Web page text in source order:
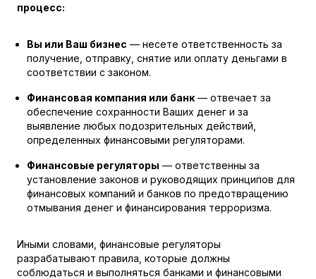
процесс:
Вы или Ваш бизнес — несете ответственность за
получение, отправку, снятие или оплату деньгами в
соответствии c законом.
Финансовая компания или банк — отвечает за
обеспечение сохранности Ваших денег и за
выявление любых подозрительных действий,
определенных финансовыми регуляторами.
Финансовые регуляторы — ответственны за
установление законов и руководящих принципов для
финансовых компаний и банков по предотвращению
отмывания денег и финансирования терроризма.
Иными словами, финансовые регуляторы
разрабатывают правила, которые должны
соблюдаться и выполняться банками и финансовыми